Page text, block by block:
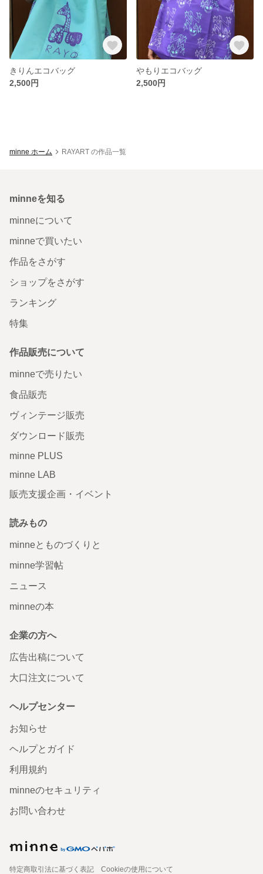
きりんエコバッグ
2,500円
やもりエコバッグ
2,500円
minne ホーム RAYART の作品一覧
minneを知る
minneについて
minneで買いたい
作品をさがす
ショップをさがす
ランキング
特集
作品販売について
minneで売りたい
食品販売
ヴィンテージ販売
ダウンロード販売
minne PLUS
minne LAB
販売支援企画・イベント
読みもの
minneとものづくりと
minne学習帖
ニュース
minneの本
企業の方へ
広告出稿について
大口注文について
ヘルプセンター
お知らせ
ヘルプとガイド
利用規約
minneのセキュリティ
お問い合わせ
特定商取引法に基づく表記
Cookieの使用について